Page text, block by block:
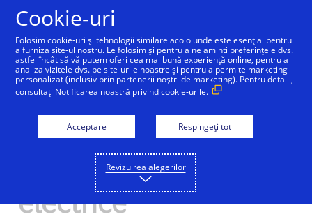
Visa face un apel
pentru standardizarea
sistemelor de plată la
încărcarea vehiculelor
electrice
Cookie-uri
Folosim cookie-uri și tehnologii similare acolo unde este esențial pentru
a furniza site-ul nostru. Le folosim și pentru a ne aminti preferințele dvs.
astfel încât să vă putem oferi cea mai bună experiență online, pentru a
analiza vizitele dvs. pe site-urile noastre și pentru a permite marketing
personalizat (inclusiv prin partenerii noștri de marketing). Pentru detalii,
consultați Notificarea noastră privindcookie-urile.
Acceptare Respingeți tot
Revizuirea alegerilor